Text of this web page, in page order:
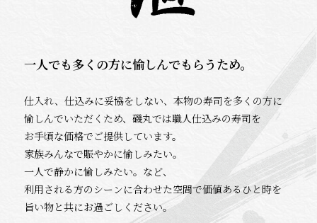
一人でも多くの方に愉しんでもらうため。
仕入れ、仕込みに妥協をしない、本物の寿司を多くの方に
愉しんでいただくため、磯丸では職人仕込みの寿司を
お手頃な価格でご提供しています。
家族みんなで賑やかに愉しみたい。
一人で静かに愉しみたい。など、
利用される方のシーンに合わせた空間で価値あるひと時を
旨い物と共にお過ごしください。